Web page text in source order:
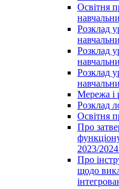
Освітня
Розклад
Розклад
Розклад
Мережа і
Розклад
Освітня
Про
2023/
Про
щодо